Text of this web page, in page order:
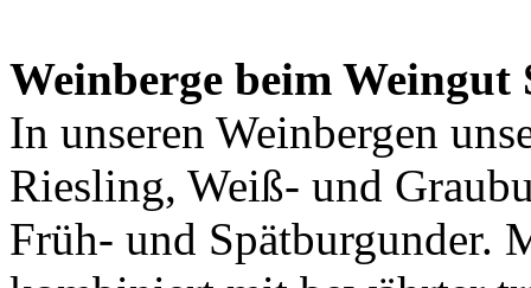
Weinberge beim Weingut
In unseren Weinbergen
Riesling, Weiß- und
Früh- und Spätburgunder.